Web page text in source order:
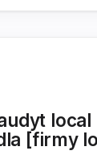
local
[firmy